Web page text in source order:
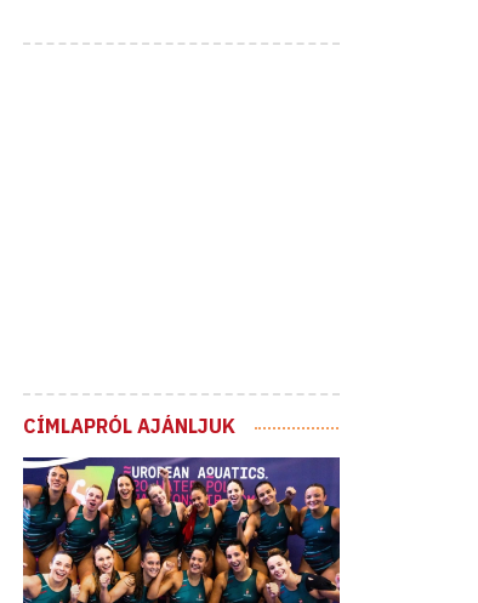
CÍMLAPRÓL AJÁNLJUK